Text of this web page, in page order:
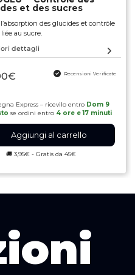
et des sucres
des glucides et contrôle
au sucre.
dettagli
Recensioni Verificate
Express – ricevilo entro Dom 9
se ordini entro 4 ore e 17 minuti
Aggiungi al carrello
🚚 3,95€ - Gratis da 45€